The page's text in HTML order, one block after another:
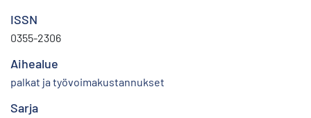
ISSN
0355-2306
Aihealue
palkat ja työvoimakustannukset
Sarja